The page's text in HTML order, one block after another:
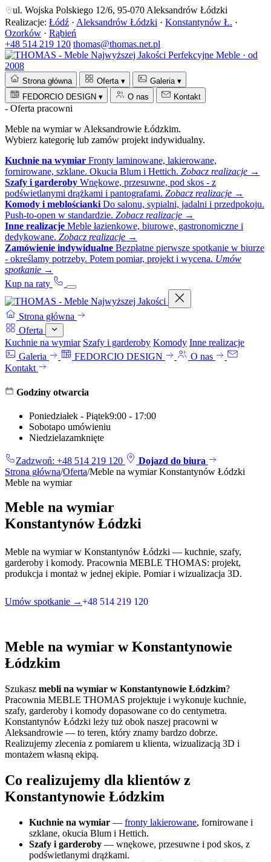
ul. Wojska Polskiego 12/6, 95-070 Aleksandrów Łódzki
Realizacje: Łódź · Aleksandrów Łódzki · Konstantynów Ł. ·
Ozorków · Rąbień
+48 514 219 120 thomas@thomas.net.pl
Perfekcyjne Meble · od
2008
Strona główna Oferta ▾ Galeria ▾
FEDORCIO DESIGN ▾ O nas Kontakt
- Oferta pracowni
Meble na wymiar w Aleksandrowie Łódzkim.
Wybierz kategorię lub zamów projekt indywidualny.
Kuchnie na wymiar Fronty laminowane, lakierowane,
fornirowane, szklane. Okucia Blum i Hettich. Zobacz realizacje →
Szafy i garderoby Wnękowe, przesuwne, pod skos - z
podświetlanymi drążkami i pantografami. Zobacz realizacje →
Komody i meblościanki Do salonu, sypialni, jadalni i przedpokoju.
Push-to-open w standardzie. Zobacz realizacje →
Inne realizacje Meble łazienkowe, biurowe, gastronomiczne i
dedykowane. Zobacz realizacje →
Zamówienie indywidualne Bezpłatne pierwsze spotkanie w biurze
- określamy potrzeby. Potem pomiar, projekt i wycena. Umów
spotkanie →
Kup na raty
Strona główna
Oferta
Kuchnie na wymiar Szafy i garderoby Komody Inne realizacje
Galeria
FEDORCIO DESIGN
O nas
Kontakt
Godziny otwarcia
Poniedziałek - Piątek9:00 - 17:00
Sobotapo umówieniu
Niedzielazamknięte
Zadzwoń: +48 514 219 120
Dojazd do biura
Strona główna/Oferta/Meble na wymiar Konstantynów Łódzki
Meble na wymiar
Meble na wymiar
Konstantynów Łódzki
Meble na wymiar w Konstantynów Łódzki — kuchnie, szafy,
garderoby i komody. Pracownia MEBLE THOMAS: projekt,
produkcja i montaż w jednej ekipie. Pomiar i wizualizacja 3D.
Umów spotkanie →+48 514 219 120
Meble na wymiar w Konstantynowie
Łódzkim
Szukasz mebli na wymiar w Konstantynowie Łódzkim?
Pracownia MEBLE THOMAS projektuje i wykonuje kuchnie,
szafy, garderoby i komody dopasowane co do centymetra.
Konstantynów Łódzki leży tuż obok naszej pracowni w
Aleksandrowie — to teren, który znamy bardzo dobrze.
Realizujemy zlecenia z pomiarem u klienta, wizualizacją 3D i
montażem własną ekipą.
Co realizujemy dla klientów z
Konstantynowie Łódzkim
Kuchnie na wymiar — fronty lakierowane, fornirowane i
szklane, okucia Blum i Hettich.
Szafy i garderoby — wnękowe, przesuwne i pod skos, z
podświetlanymi drążkami.